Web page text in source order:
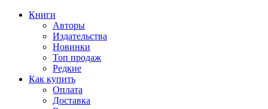
Книги
Авторы
Издательства
Новинки
Топ продаж
Редкие
Как купить
Оплата
Доставка